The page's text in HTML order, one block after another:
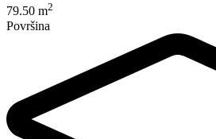
79.50 m2
Površina